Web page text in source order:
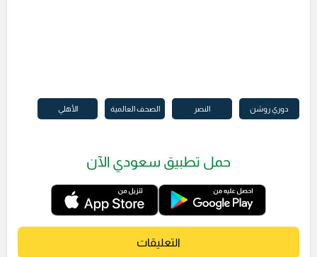
دوري روشن النصر الصحف العالمية الأهلي
حمل تطبيق سعودي الآن
التعليقات